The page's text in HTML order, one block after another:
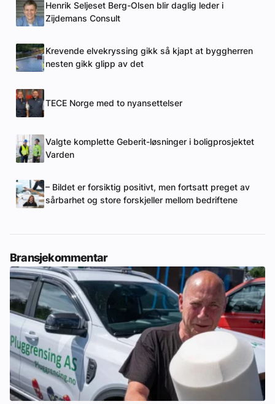
Henrik Seljeset Berg-Olsen blir daglig leder i
Zijdemans Consult
Krevende elvekryssing gikk så kjapt at byggherren
nesten gikk glipp av det
TECE Norge med to nyansettelser
Valgte komplette Geberit-løsninger i boligprosjektet
Varden
– Bildet er forsiktig positivt, men fortsatt preget av
sårbarhet og store forskjeller mellom bedriftene
Bransjekommentar